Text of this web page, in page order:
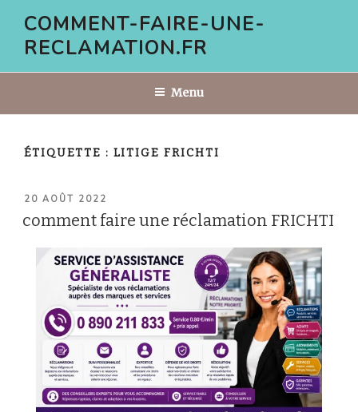
contenu
COMMENT-FAIRE-UNE-
RECLAMATION.FR
Menu
ÉTIQUETTE : LITIGE FRICHTI
PUBLIÉ
20 AOÛT 2022
comment faire une réclamation FRICHTI